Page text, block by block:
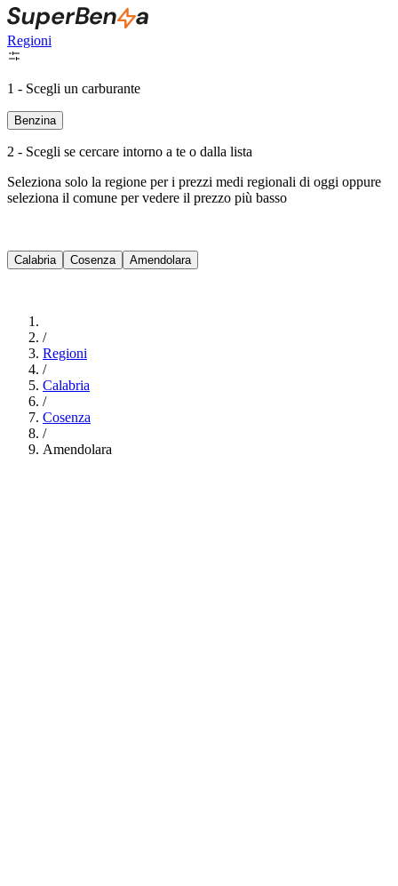
Regioni
1 - Scegli un carburante
Benzina
2 - Scegli se cercare intorno a te o dalla lista
Seleziona solo la regione per i prezzi medi regionali di oggi oppure
seleziona il comune per vedere il prezzo più basso
Calabria Cosenza Amendolara
/
Regioni
/
Calabria
/
Cosenza
/
Amendolara